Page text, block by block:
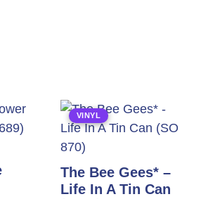
VINYL
The Bee Gees* –
Life In A Tin Can